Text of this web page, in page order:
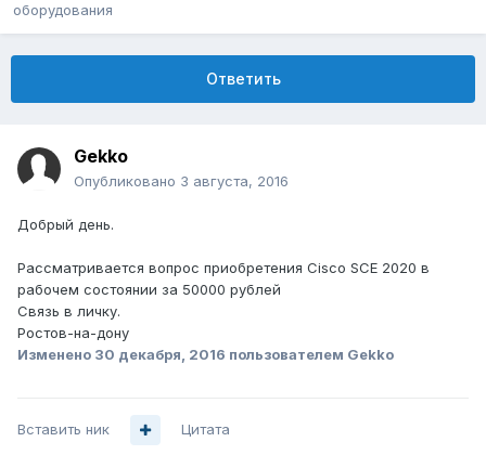
оборудования
Ответить
Gekko
Опубликовано 3 августа, 2016
Добрый день.
Рассматривается вопрос приобретения Cisco SCE 2020 в
рабочем состоянии за 50000 рублей
Связь в личку.
Ростов-на-дону
Изменено 30 декабря, 2016 пользователем Gekko
Вставить ник Цитата